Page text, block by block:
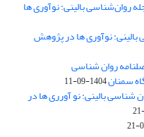
روان‌شناسی بالینی: نوآوری ها
بالینی: نوآوری ها در پژوهش
روان شناسی
سمنان1404-09-11
مقالات شماره زمستان ۱۴۰۴ «روان شناسی بالینی: نو آورری ها در